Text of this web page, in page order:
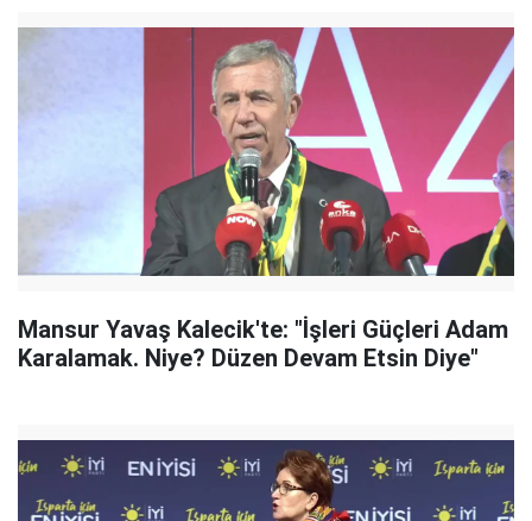
Mansur Yavaş Kalecik'te: "İşleri Güçleri Adam
Karalamak. Niye? Düzen Devam Etsin Diye"